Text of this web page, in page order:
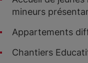
mineurs
Appartements
Chantiers